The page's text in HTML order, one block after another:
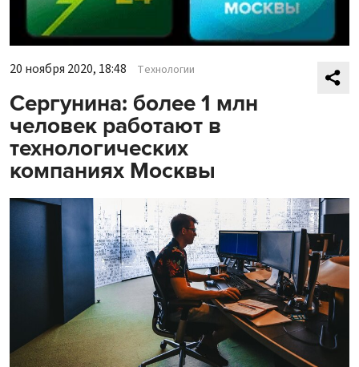
20 ноября 2020, 18:48 Технологии
Сергунина: более 1 млн
человек работают в
технологических
компаниях Москвы